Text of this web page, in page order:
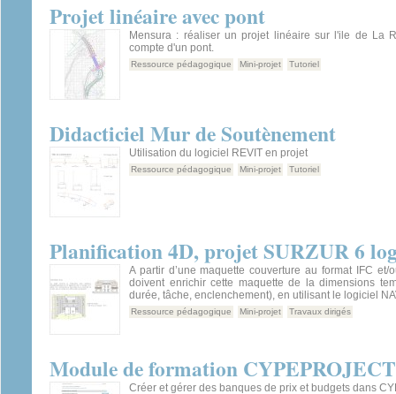
Projet linéaire avec pont
Mensura : réaliser un projet linéaire sur l'ile de La
compte d'un pont.
Ressource pédagogique Mini-projet Tutoriel
Didacticiel Mur de Soutènement
Utilisation du logiciel REVIT en projet
Ressource pédagogique Mini-projet Tutoriel
Planification 4D, projet SURZUR 6
A partir d’une maquette couverture au format IFC et/
doivent enrichir cette maquette de la dimensions
durée, tâche, enclenchement), en utilisant le logiciel
Ressource pédagogique Mini-projet Travaux dirigés
Module de formation
Créer et gérer des banques de prix et budgets dans